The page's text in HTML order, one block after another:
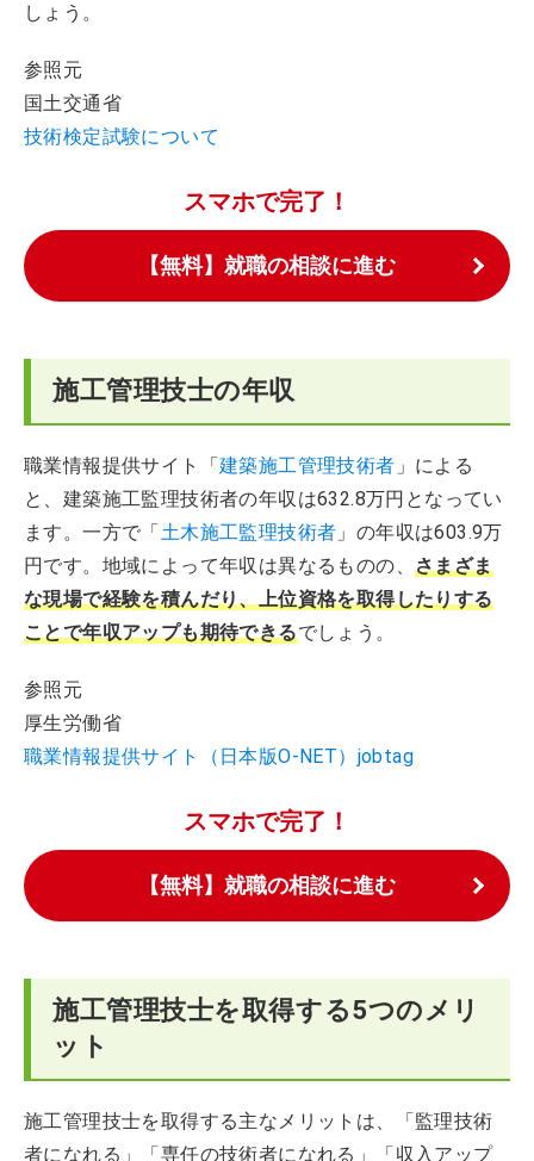
しょう。
参照元
国土交通省
技術検定試験について
スマホで完了！
【無料】就職の相談に進む
施工管理技士の年収
職業情報提供サイト「建築施工管理技術者 」による
と、建築施工監理技術者の年収は632.8万円となってい
ます。一方で「土木施工監理技術者 」の年収は603.9万
円です。地域によって年収は異なるものの、 さまざま
な現場で経験を積んだり、上位資格を取得したりする
ことで年収アップも期待できるでしょう。
参照元
厚生労働省
職業情報提供サイト（日本版O-NET）jobtag
スマホで完了！
【無料】就職の相談に進む
施工管理技士を取得する5つのメリ
ット
施工管理技士を取得する主なメリットは、「監理技術
者になれる」「専任の技術者になれる」「収入アップ